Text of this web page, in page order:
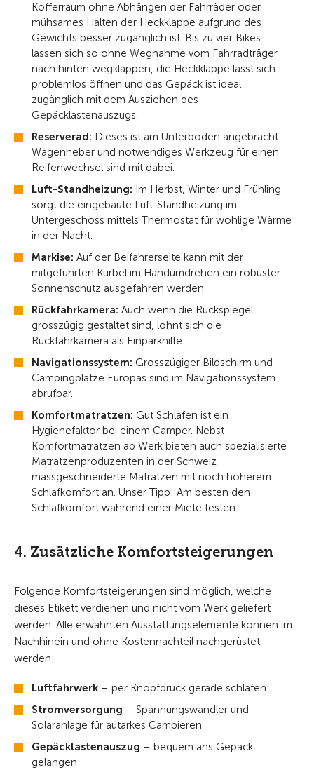
Kofferraum ohne Abhängen der Fahrräder oder
mühsames Halten der Heckklappe aufgrund des
Gewichts besser zugänglich ist. Bis zu vier Bikes
lassen sich so ohne Wegnahme vom Fahrradträger
nach hinten wegklappen, die Heckklappe lässt sich
problemlos öffnen und das Gepäck ist ideal
zugänglich mit dem Ausziehen des
Gepäcklastenauszugs.
Reserverad: Dieses ist am Unterboden angebracht.
Wagenheber und notwendiges Werkzeug für einen
Reifenwechsel sind mit dabei.
Luft-Standheizung: Im Herbst, Winter und Frühling
sorgt die eingebaute Luft-Standheizung im
Untergeschoss mittels Thermostat für wohlige Wärme
in der Nacht.
Markise: Auf der Beifahrerseite kann mit der
mitgeführten Kurbel im Handumdrehen ein robuster
Sonnenschutz ausgefahren werden.
Rückfahrkamera: Auch wenn die Rückspiegel
grosszügig gestaltet sind, lohnt sich die
Rückfahrkamera als Einparkhilfe.
Navigationssystem: Grosszügiger Bildschirm und
Campingplätze Europas sind im Navigationssystem
abrufbar.
Komfortmatratzen: Gut Schlafen ist ein
Hygienefaktor bei einem Camper. Nebst
Komfortmatratzen ab Werk bieten auch spezialisierte
Matratzenproduzenten in der Schweiz
massgeschneiderte Matratzen mit noch höherem
Schlafkomfort an. Unser Tipp: Am besten den
Schlafkomfort während einer Miete testen.
4. Zusätzliche Komfortsteigerungen
Folgende Komfortsteigerungen sind möglich, welche
dieses Etikett verdienen und nicht vom Werk geliefert
werden. Alle erwähnten Ausstattungselemente können im
Nachhinein und ohne Kostennachteil nachgerüstet
werden:
Luftfahrwerk – per Knopfdruck gerade schlafen
Stromversorgung – Spannungswandler und
Solaranlage für autarkes Campieren
Gepäcklastenauszug – bequem ans Gepäck
gelangen